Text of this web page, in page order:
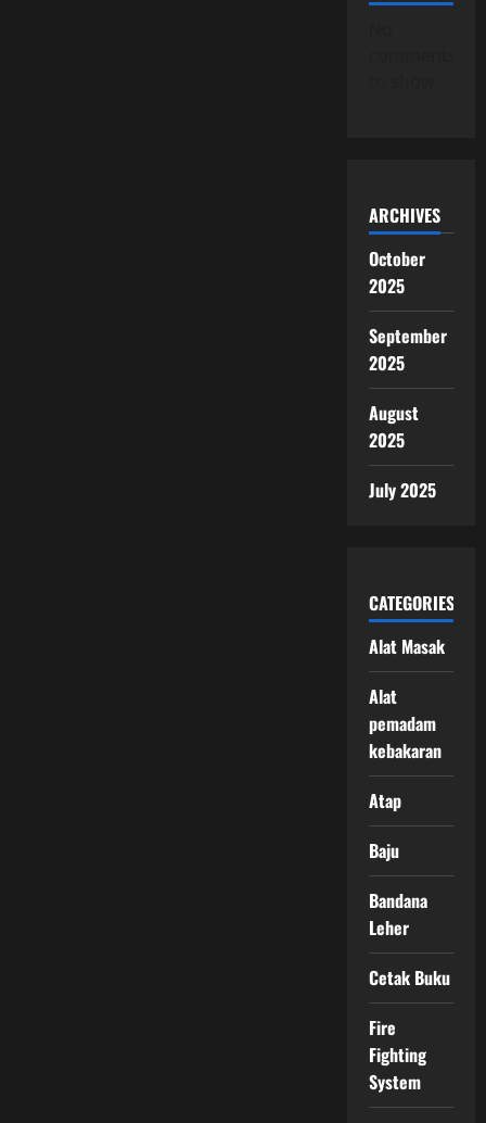
ARCHIVES
October
2025
September
2025
August
2025
July 2025
CATEGORIES
Alat Masak
Alat
pemadam
kebakaran
Atap
Baju
Bandana
Leher
Cetak Buku
Fire
Fighting
System